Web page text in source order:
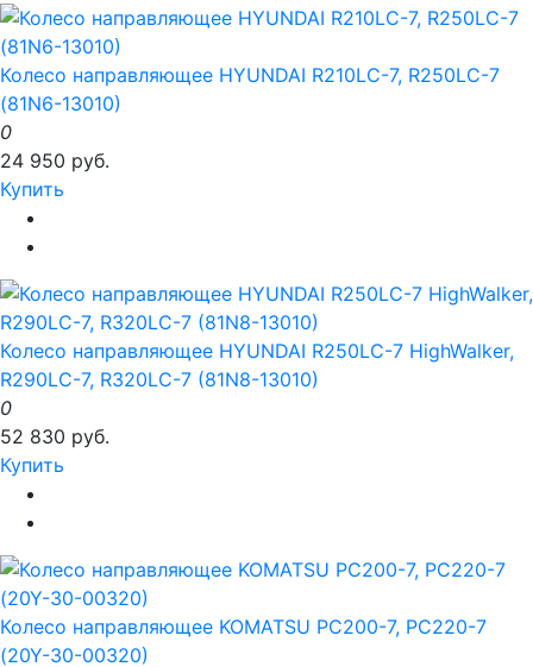
Колесо направляющее HYUNDAI R210LC-7, R250LC-7
(81N6-13010)
0
24 950 руб.
Купить
Колесо направляющее HYUNDAI R250LC-7 HighWalker,
R290LC-7, R320LC-7 (81N8-13010)
0
52 830 руб.
Купить
Колесо направляющее KOMATSU PC200-7, PC220-7
(20Y-30-00320)